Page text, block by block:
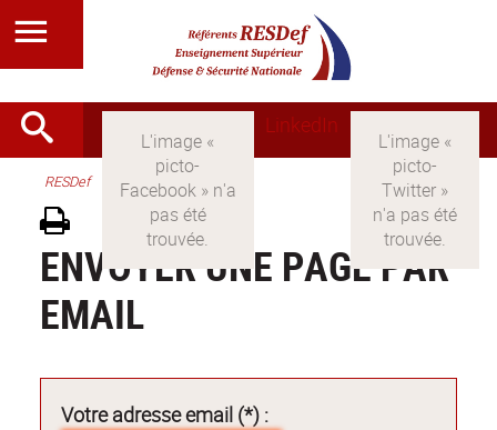
LinkedIn
RESDef
ENVOYER UNE PAGE PAR
EMAIL
Votre adresse email (*) :